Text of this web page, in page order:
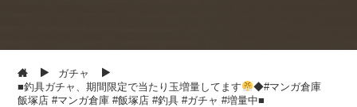
ガチャ
■釣具ガチャ、期間限定で当たり玉増量してます
◆#マンガ倉庫
飯塚店 #マンガ倉庫 #飯塚店 #釣具 #ガチャ #増量中■